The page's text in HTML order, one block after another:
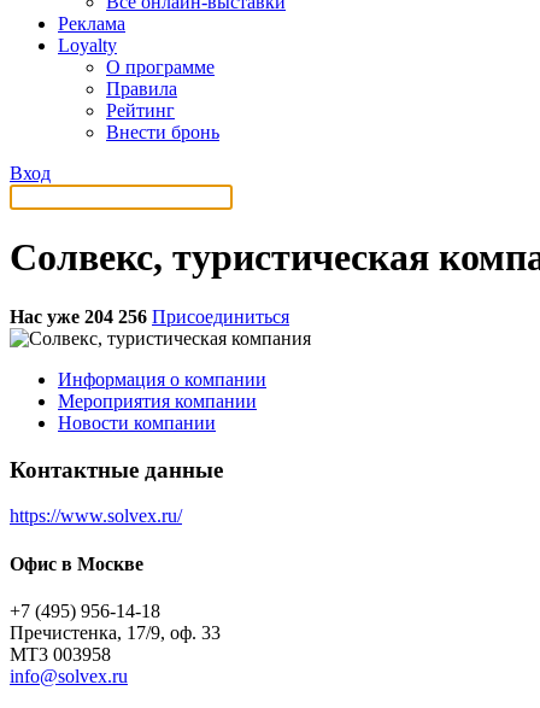
Реклама
Loyalty
О программе
Правила
Рейтинг
Внести бронь
Вход
Солвекс, туристическая
Нас уже 204 256 Присоединиться
Информация о компании
Мероприятия компании
Новости компании
Контактные данные
https://www.solvex.ru/
Офис в Москве
+7 (495) 956-14-18
Пречистенка, 17/9, оф. 33
МТ3 003958
info@solvex.ru